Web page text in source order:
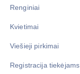
Renginiai
Kvietimai
Viešieji pirkimai
Registracija tiekėjams